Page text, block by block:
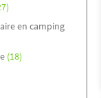
en camping
(18)